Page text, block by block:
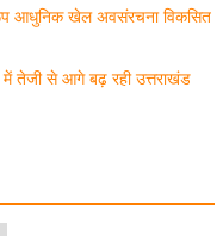
से संबंधित सभी विभाग एक
आधुनिक खेल अवसंरचना विकसित
में तेजी से आगे बढ़ रही उत्तराखंड